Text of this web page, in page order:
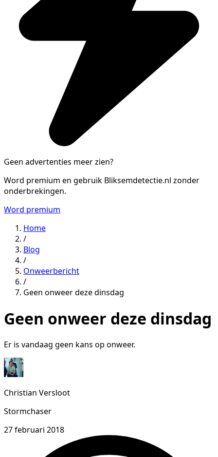
Geen advertenties meer zien?
Word premium en gebruik Bliksemdetectie.nl zonder
onderbrekingen.
Word premium
Home
/
Blog
/
Onweerbericht
/
Geen onweer deze dinsdag
Geen onweer deze dinsdag
Er is vandaag geen kans op onweer.
Christian Versloot
Stormchaser
27 februari 2018